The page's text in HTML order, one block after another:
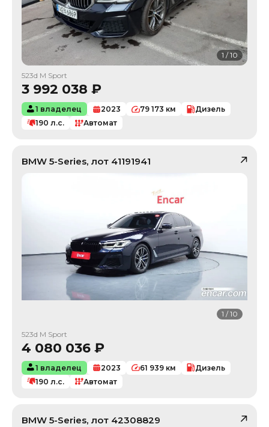
1 /10
523d M Sport
3 992 038 ₽
1 владелец 2023 79 173 км
Дизель
190 л.с. Автомат
BMW 5-Series, лот 41191941
1 /10
523d M Sport
4 080 036 ₽
1 владелец 2023 61 939 км
Дизель
190 л.с. Автомат
BMW 5-Series, лот 42308829